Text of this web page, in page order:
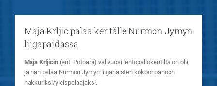
Maja Krljic palaa kentälle Nurmon Jymyn
liigapaidassa
Maja Krljicin (ent. Potpara) välivuosi lentopallokentiltä on ohi,
ja hän palaa Nurmon Jymyn liiganaisten kokoonpanoon
hakkuriksi/yleispelaajaksi.